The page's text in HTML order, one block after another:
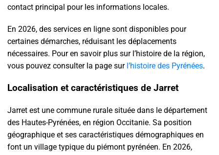
contact principal pour les informations locales.
En 2026, des services en ligne sont disponibles pour
certaines démarches, réduisant les déplacements
nécessaires. Pour en savoir plus sur l’histoire de la région,
vous pouvez consulter la page sur l’histoire des Pyrénées.
Localisation et caractéristiques de Jarret
Jarret est une commune rurale située dans le département
des Hautes-Pyrénées, en région Occitanie. Sa position
géographique et ses caractéristiques démographiques en
font un village typique du piémont pyrénéen. En 2026,